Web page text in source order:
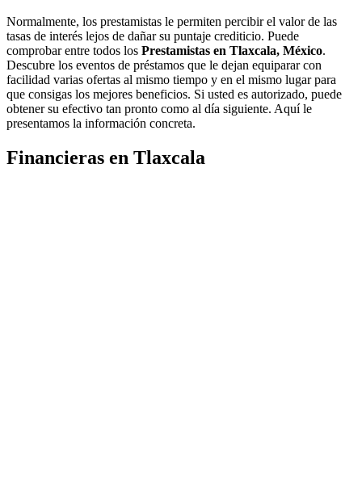
Normalmente, los prestamistas le permiten percibir el valor de las
tasas de interés lejos de dañar su puntaje crediticio. Puede
comprobar entre todos los Prestamistas en Tlaxcala, México.
Descubre los eventos de préstamos que le dejan equiparar con
facilidad varias ofertas al mismo tiempo y en el mismo lugar para
que consigas los mejores beneficios. Si usted es autorizado, puede
obtener su efectivo tan pronto como al día siguiente. Aquí le
presentamos la información concreta.
Financieras en Tlaxcala